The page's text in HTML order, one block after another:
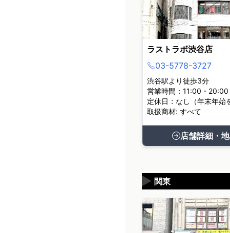
ラストラボ渋谷店
03-5778-3727
渋谷駅より徒歩3分
営業時間：11:00 - 20:00
定休日：なし（年末年始
取扱商材: すべて
店舗詳細・
関東
▶